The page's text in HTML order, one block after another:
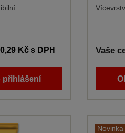
Kčs DPH
přihlášení
Vaše
Novinka